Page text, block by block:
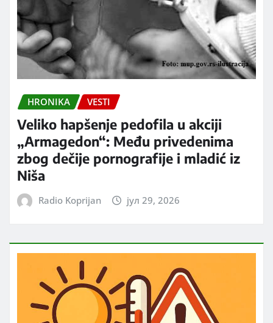
HRONIKA VESTI
Veliko hapšenje pedofila u akciji
„Armagedon“: Među privedenima
zbog dečije pornografije i mladić iz
Niša
Radio Koprijan јул 29, 2026